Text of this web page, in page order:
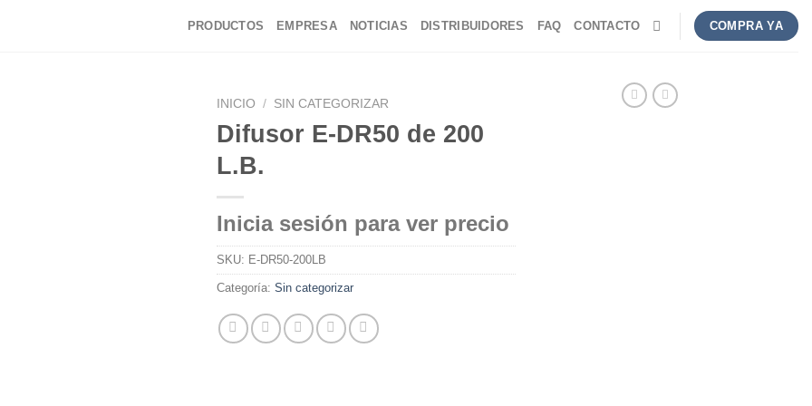
PRODUCTOS EMPRESA NOTICIAS DISTRIBUIDORES FAQ CONTACTO COMPRA YA
INICIO / SIN CATEGORIZAR
Difusor E-DR50 de 200
L.B.
Inicia sesión para ver precio
SKU: E-DR50-200LB
Categoría: Sin categorizar